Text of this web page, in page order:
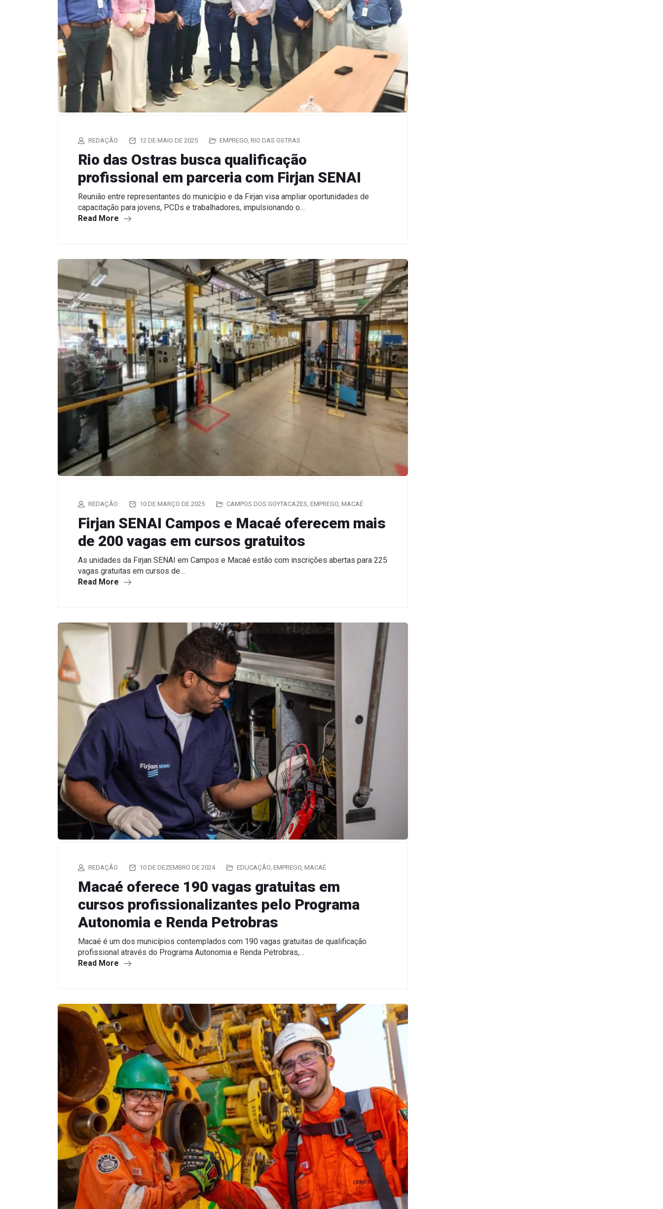
REDAÇÃO 12 DE MAIO DE 2025 EMPREGO RIO DAS OSTRAS
Rio das Ostras busca qualificação
profissional em parceria com Firjan SENAI
Reunião entre representantes do município e da Firjan visa ampliar oportunidades de
capacitação para jovens, PCDs e trabalhadores, impulsionando o…
Read More
REDAÇÃO 10 DE MARÇO DE 2025 CAMPOS DOS GOYTACAZES, EMPREGO, MACAÉ
Firjan SENAI Campos e Macaé oferecem mais
de 200 vagas em cursos gratuitos
As unidades da Firjan SENAI em Campos e Macaé estão com inscrições abertas para 225
vagas gratuitas em cursos de…
Read More
REDAÇÃO 10 DE DEZEMBRO DE 2024 EDUCAÇÃO, EMPREGO, MACAÉ
Macaé oferece 190 vagas gratuitas em
cursos profissionalizantes pelo Programa
Autonomia e Renda Petrobras
Macaé é um dos municípios contemplados com 190 vagas gratuitas de qualificação
profissional através do Programa Autonomia e Renda Petrobras,…
Read More